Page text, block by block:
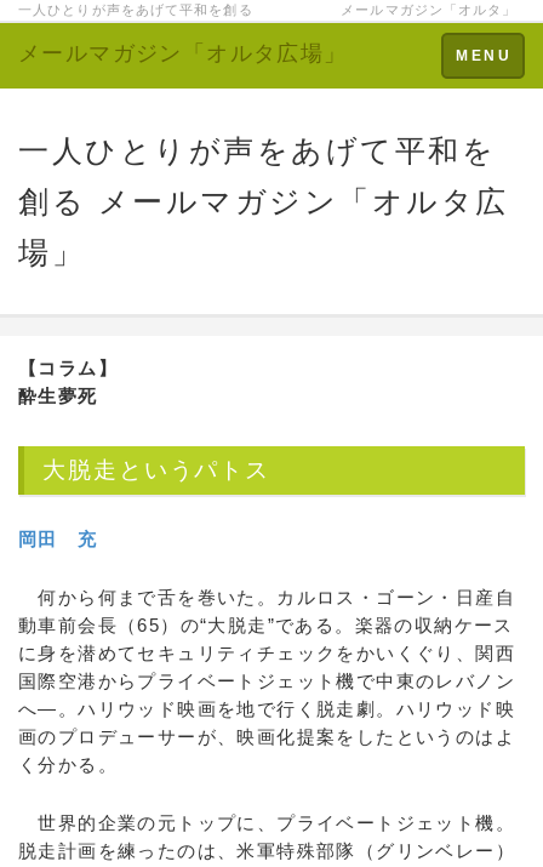
一人ひとりが声をあげて平和を創る メールマガジン「オルタ」
Toggle
navigation
MENU
メールマガジン「オルタ広場」
一人ひとりが声をあげて平和を
創る メールマガジン「オルタ広
場」
【コラム】
酔生夢死
大脱走というパトス
岡田 充
何から何まで舌を巻いた。カルロス・ゴーン・日産自
動車前会長（65）の“大脱走”である。楽器の収納ケース
に身を潜めてセキュリティチェックをかいくぐり、関西
国際空港からプライベートジェット機で中東のレバノン
へ―。ハリウッド映画を地で行く脱走劇。ハリウッド映
画のプロデューサーが、映画化提案をしたというのはよ
く分かる。
世界的企業の元トップに、プライベートジェット機。
脱走計画を練ったのは、米軍特殊部隊（グリンベレー）